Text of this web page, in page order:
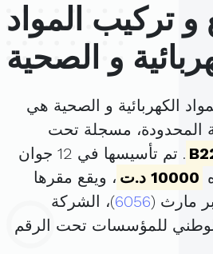
تركيب المواد
و الصحية
الكهربائية و الصحية هي
المحدودة، مسجلة تحت
. تم تأسيسها في 12 جوان
10000 د.ت
، ويقع مقرها
6056)، الشركة
للمؤسسات تحت الرقم